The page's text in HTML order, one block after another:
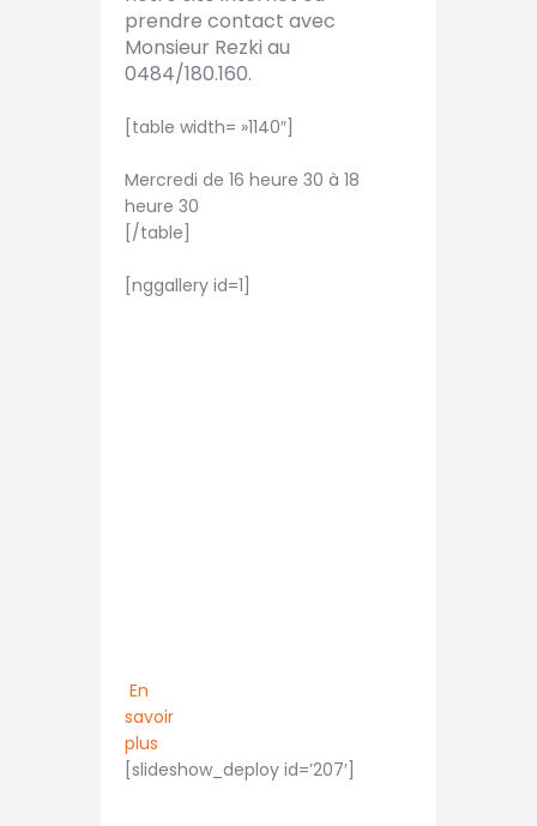
prendre contact avec
Monsieur Rezki au
0484/180.160.
[table width= »1140″]
Mercredi de 16 heure 30 à 18
heure 30
[/table]
[nggallery id=1]
En
savoir
plus
[slideshow_deploy id=’207′]